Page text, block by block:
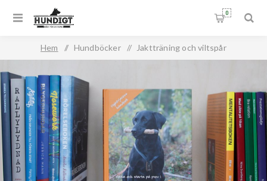
0
Hem / Hundböcker / Jaktträning och viltspår